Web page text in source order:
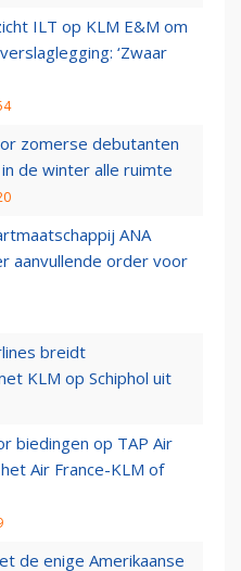
ILT op KLM E&M om
‘Zwaar
zomerse debutanten
de winter alle ruimte
ANA
aanvullende order voor
breidt
KLM op Schiphol uit
biedingen op TAP Air
Air France-KLM of
de enige Amerikaanse